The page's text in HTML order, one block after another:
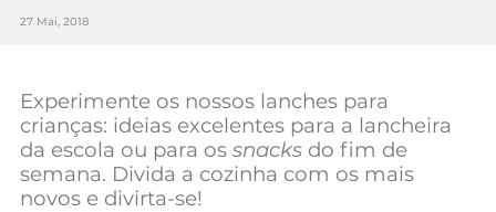
Tecnologia
Negócios
Mundial 2026
27 Mai, 2018
Experimente os nossos lanches para
crianças: ideias excelentes para a lancheira
da escola ou para os snacks do fim de
semana. Divida a cozinha com os mais
novos e divirta-se!